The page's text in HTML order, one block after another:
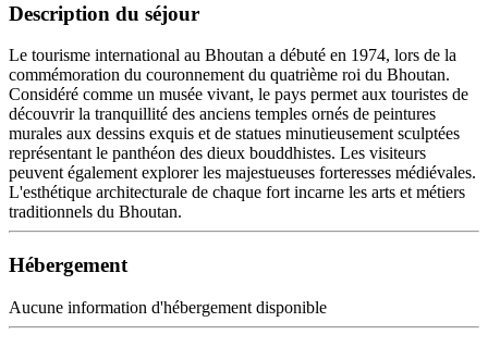
Description du séjour
Le tourisme international au Bhoutan a débuté en 1974, lors de la
commémoration du couronnement du quatrième roi du Bhoutan.
Considéré comme un musée vivant, le pays permet aux touristes de
découvrir la tranquillité des anciens temples ornés de peintures
murales aux dessins exquis et de statues minutieusement sculptées
représentant le panthéon des dieux bouddhistes. Les visiteurs
peuvent également explorer les majestueuses forteresses médiévales.
L'esthétique architecturale de chaque fort incarne les arts et métiers
traditionnels du Bhoutan.
Hébergement
Aucune information d'hébergement disponible